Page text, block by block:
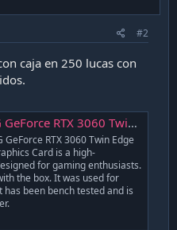
#2
caja en 250 lucas con
Edge OC 12GB GDDR6 Graphics Card | eBay
GeForce RTX 3060 Twin Edge
Card is a high-
for gaming enthusiasts.
the box. It was used for
been bench tested and is